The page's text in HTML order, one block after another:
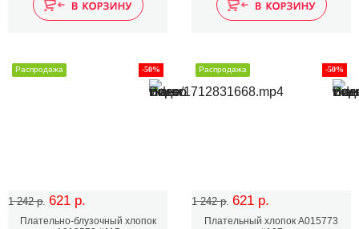
1 242 р. 621 р.
-50%
Распродажа
Плательно-блузочный хлопок
1 242 р. 621 р.
-50%
Распродажа
Плательный хлопок А015773